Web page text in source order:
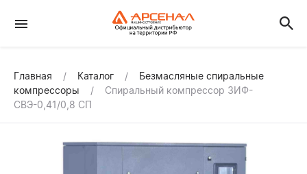
Главная Каталог
Безмасляные спиральные
компрессоры
Спиральный компрессор ЗИФ-
СВЭ-0,41/0,8 СП